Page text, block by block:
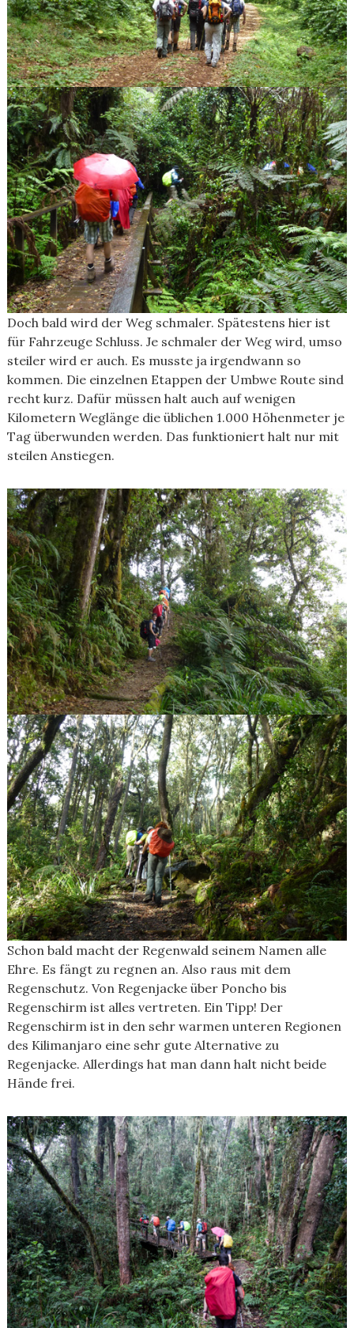
Doch bald wird der Weg schmaler. Spätestens hier ist
für Fahrzeuge Schluss. Je schmaler der Weg wird, umso
steiler wird er auch. Es musste ja irgendwann so
kommen. Die einzelnen Etappen der Umbwe Route sind
recht kurz. Dafür müssen halt auch auf wenigen
Kilometern Weglänge die üblichen 1.000 Höhenmeter je
Tag überwunden werden. Das funktioniert halt nur mit
steilen Anstiegen.
Schon bald macht der Regenwald seinem Namen alle
Ehre. Es fängt zu regnen an. Also raus mit dem
Regenschutz. Von Regenjacke über Poncho bis
Regenschirm ist alles vertreten. Ein Tipp! Der
Regenschirm ist in den sehr warmen unteren Regionen
des Kilimanjaro eine sehr gute Alternative zu
Regenjacke. Allerdings hat man dann halt nicht beide
Hände frei.